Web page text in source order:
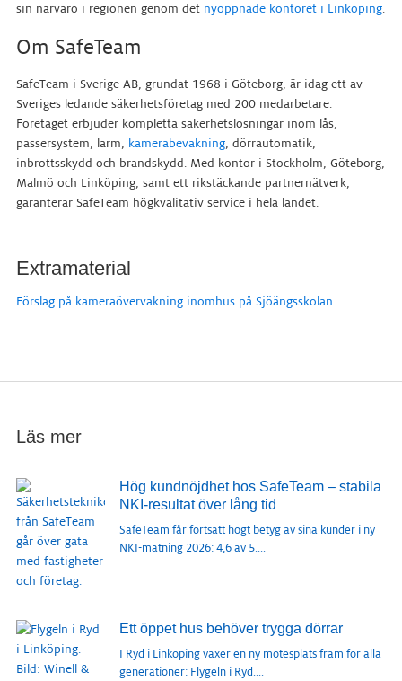
sin närvaro i regionen genom det nyöppnade kontoret i Linköping.
Om SafeTeam
SafeTeam i Sverige AB, grundat 1968 i Göteborg, är idag ett av
Sveriges ledande säkerhetsföretag med 200 medarbetare.
Företaget erbjuder kompletta säkerhetslösningar inom lås,
passersystem, larm, kamerabevakning, dörrautomatik,
inbrottsskydd och brandskydd. Med kontor i Stockholm, Göteborg,
Malmö och Linköping, samt ett rikstäckande partnernätverk,
garanterar SafeTeam högkvalitativ service i hela landet.
Extramaterial
Förslag på kameraövervakning inomhus på Sjöängsskolan
Läs mer
Hög kundnöjdhet hos SafeTeam – stabila
NKI-resultat över lång tid
SafeTeam får fortsatt högt betyg av sina kunder i ny
NKI-mätning 2026: 4,6 av 5....
Ett öppet hus behöver trygga dörrar
I Ryd i Linköping växer en ny mötesplats fram för alla
generationer: Flygeln i Ryd....